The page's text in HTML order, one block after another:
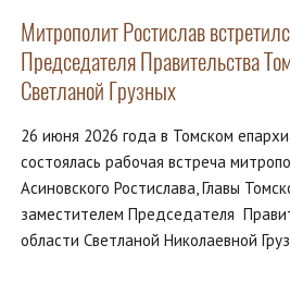
Митрополит Ростислав
Председателя Правительства
Светланой Грузных
26 июня 2026 года в Томском
состоялась рабочая встреча
Асиновского Ростислава, Главы
заместителем Председателя
области Светланой Николаевной